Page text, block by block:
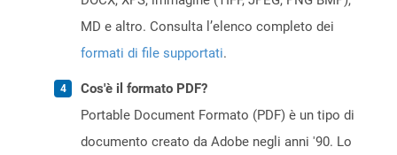
MD e altro. Consulta l’elenco completo dei
formati di file supportati.
Cos'è il formato PDF?
Portable Document Formato (PDF) è un tipo di
documento creato da Adobe negli anni '90. Lo